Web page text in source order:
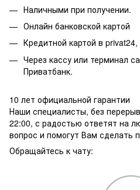
Наличными при получении.
Онлайн банковской картой
Кредитной картой в privat24,
Через кассу или терминал
Приватбанк.
10 лет официальной гарантии
Наши специалисты, без
22:00, с радостью ответят на
вопрос и помогут Вам сделать
Обращайтесь к чату: